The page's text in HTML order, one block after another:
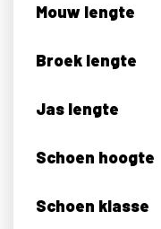
Mouw lengte
Broek lengte
Jas lengte
Schoen hoogte
Schoen klasse